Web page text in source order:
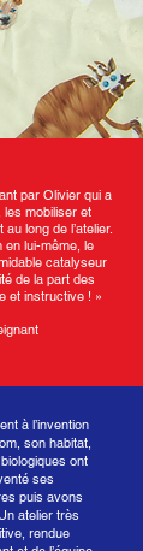
par Olivier qui a
mobiliser et
long de l’atelier.
en lui-même, le
catalyseur
de la part des
et instructive ! »
à l’invention
son habitat,
ont
ses
puis avons
atelier très
rendue